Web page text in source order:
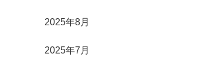
2025年8月
2025年7月